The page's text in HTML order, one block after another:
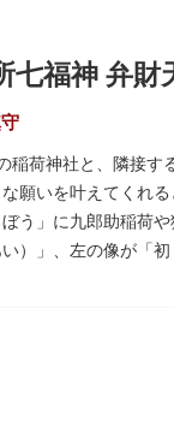
福神 弁財
稲荷神社と、隣接
願いを叶えてくれ
くら）と呼ばれるが
社・弁財天にあた
う」に九郎助稲荷
）」、左の像が「初